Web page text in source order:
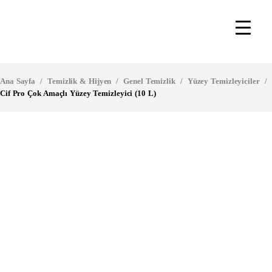
Ana Sayfa / Temizlik & Hijyen / Genel Temizlik / Yüzey Temizleyiciler /
Cif Pro Çok Amaçlı Yüzey Temizleyici (10 L)